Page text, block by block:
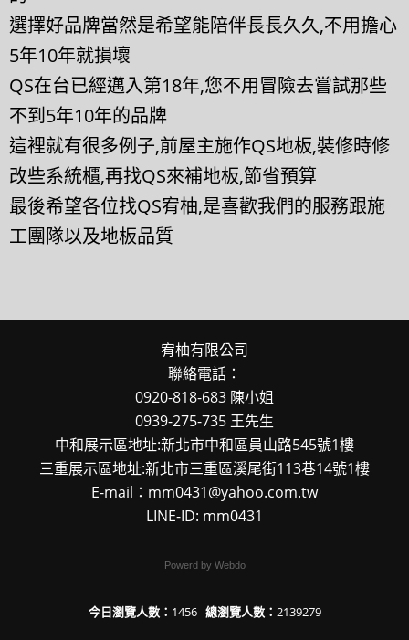
選擇好品牌當然是希望能陪伴長長久久,不用擔心
5年10年就損壞
QS在台已經邁入第18年,您不用冒險去嘗試那些
不到5年10年的品牌
這裡就有很多例子,前屋主施作QS地板,裝修時修
改些系統櫃,再找QS來補地板,節省預算
最後希望各位找QS宥柚,是喜歡我們的服務跟施
工團隊以及地板品質
宥柚有限公司
聯絡電話：
0920-818-683 陳小姐
0939-275-735 王先生
中和展示區地址:新北市中和區員山路545號1樓
三重展示區地址:新北市三重區溪尾街113巷14號1樓
E-mail：mm0431@yahoo.com.tw
LINE-ID: mm0431
Powerd by Webdo
今日瀏覽人數： 1456 總瀏覽人數： 2139279